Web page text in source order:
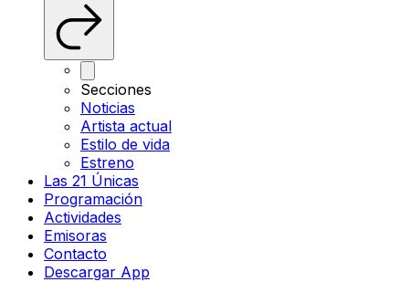
Secciones
Noticias
Artista actual
Estilo de vida
Estreno
Las 21 Únicas
Programación
Actividades
Emisoras
Contacto
Descargar App